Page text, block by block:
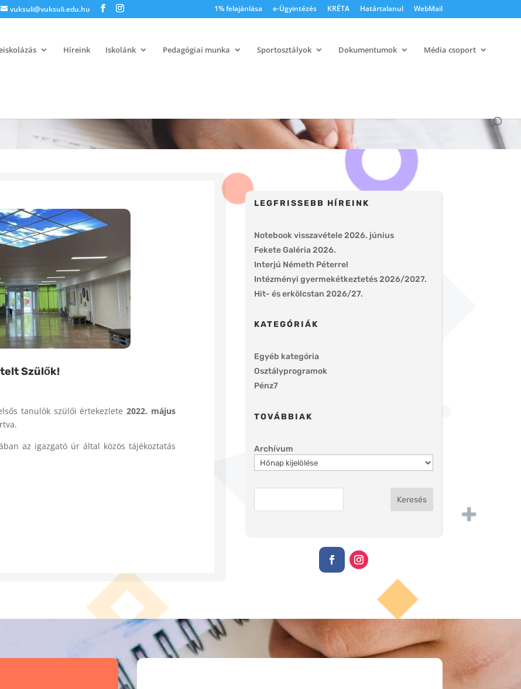
vuksuli@vuksuli.edu.hu 1% felajánlása e-Ügyintézés KRÉTA Határtalanul WebMail
Híreink Iskolánk Pedagógiai munka Sportosztályok Dokumentumok Média csoport
Szülők!
tanulók szülői értekezlete2022. május
az igazgató úr által közös tájékoztatás
LEGFRISSEBB HÍREINK
Notebook visszavétele 2026. június
Fekete Galéria 2026.
Interjú Németh Péterrel
Intézményi gyermekétkeztetés 2026/2027.
Hit- és erkölcstan 2026/27.
KATEGÓRIÁK
Egyéb kategória
Osztályprogramok
Pénz7
TOVÁBBIAK
Archívum
Keresés